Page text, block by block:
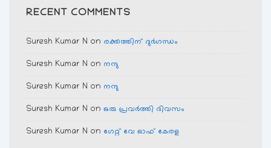
RECENT COMMENTS
Suresh Kumar N on രക്തത്തിന് ദുര്‍ഗന്ധം
Suresh Kumar N on നന്ദു
Suresh Kumar N on നന്ദു
Suresh Kumar N on ഒരു പ്രവര്‍ത്തി ദിവസം
Suresh Kumar N on ഗേറ്റ് വേ ഓഫ് കേരള